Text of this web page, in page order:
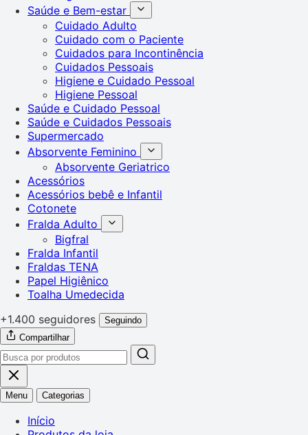
Saúde e Bem-estar
Cuidado Adulto
Cuidado com o Paciente
Cuidados para Incontinência
Cuidados Pessoais
Higiene e Cuidado Pessoal
Higiene Pessoal
Saúde e Cuidado Pessoal
Saúde e Cuidados Pessoais
Supermercado
Absorvente Feminino
Absorvente Geriatrico
Acessórios
Acessórios bebê e Infantil
Cotonete
Fralda Adulto
Bigfral
Fralda Infantil
Fraldas TENA
Papel Higiênico
Toalha Umedecida
+1.400 seguidores
Seguindo
Compartilhar
Menu Categorias
Início